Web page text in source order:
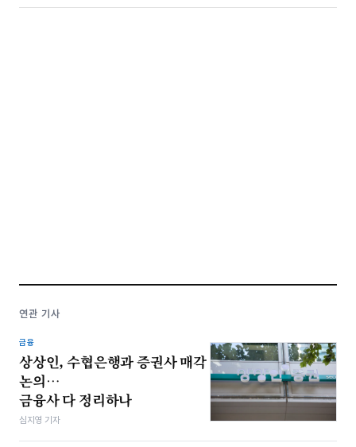
연관 기사
금융
상상인, 수협은행과 증권사 매각
논의…
금융사 다 정리하나
심지영 기자